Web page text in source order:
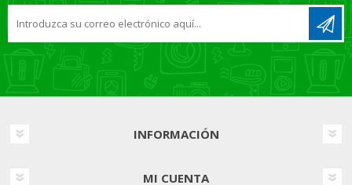
INFORMACIÓN
MI CUENTA